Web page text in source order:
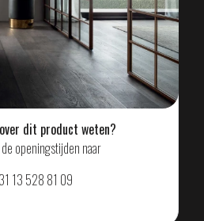
HET ZELF IN
SHOWROOM
AFSPRAAK
dit product weten?
openingstijden naar
13 528 81 09